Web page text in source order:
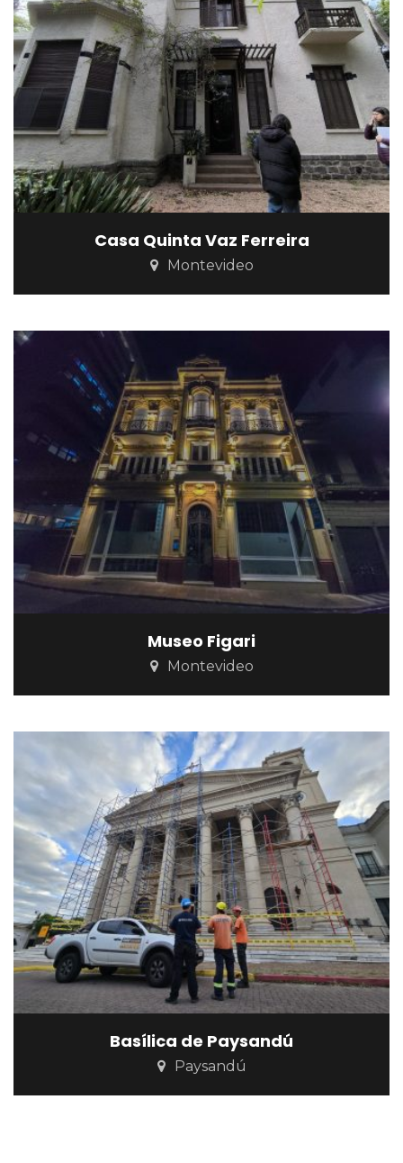
Casa Quinta Vaz Ferreira
Montevideo
Museo Figari
Montevideo
Basílica de Paysandú
Paysandú